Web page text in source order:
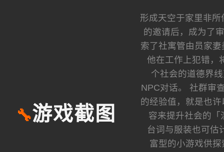
🔧游戏截图
形成天空于家里非
的邀请后，成为了
索了社寓管由员家
他在工作上犯错，
个社会的道德界
NPC对话。 社群审
的经验值，就是也
容来提升社会的
台词与服装也可估
富型的小游戏供